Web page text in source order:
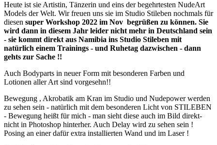
Heute ist sie Artistin, Tänzerin und eins der begehrtesten NudeArt
Models der Welt. Wir freuen uns sie im Studio Stileben nochmals für
diesen super Workshop 2022 im Nov begrüßen zu können. Sie
wird dann in diesem Jahr leider nicht mehr in Deutschland sein
- sie kommt direkt aus Namibia ins Studio Stileben mit
natürlich einem Trainings - und Ruhetag dazwischen - dann
gehts zur Sache !!
Auch Bodyparts in neuer Form mit besonderen Farben und
Lotionen aller Art sind vorgesehn!!
Bewegung , Akrobatik am Kran im Studio und Nudepower werden
zu sehen sein - natürlich mit dem besonderen Licht von STILEBEN
- Bewegung heißt für mich - man sieht diese auch im Bild direkt-
nicht in Photoshop hinterher. Auch Delay wird zu sehen sein !
Posing an einer dafür extra installierten Wand und im Laser !